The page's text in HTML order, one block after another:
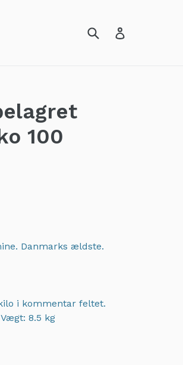
100
Danmarks ældste.
i kommentar feltet.
Vægt: 8.5 kg